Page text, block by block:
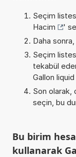
Seçim
Hacim
'
Daha
Seçim
tekabül
Gallon liquid
Son olarak,
seçin, bu
Bu birim
kullanarak